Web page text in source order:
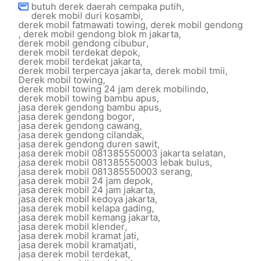
butuh derek daerah cempaka putih,
derek mobil duri kosambi,
derek mobil fatmawati towing, derek mobil gendong
, derek mobil gendong blok m jakarta,
derek mobil gendong cibubur,
derek mobil terdekat depok,
derek mobil terdekat jakarta,
derek mobil terpercaya jakarta, derek mobil tmii,
Derek mobil towing,
derek mobil towing 24 jam derek mobilindo,
derek mobil towing bambu apus,
jasa derek gendong bambu apus,
jasa derek gendong bogor,
jasa derek gendong cawang,
jasa derek gendong cilandak,
jasa derek gendong duren sawit,
jasa derek mobil 081385550003 jakarta selatan,
jasa derek mobil 081385550003 lebak bulus,
jasa derek mobil 081385550003 serang,
jasa derek mobil 24 jam depok,
jasa derek mobil 24 jam jakarta,
jasa derek mobil kedoya jakarta,
jasa derek mobil kelapa gading,
jasa derek mobil kemang jakarta,
jasa derek mobil klender,
jasa derek mobil kramat jati,
jasa derek mobil kramatjati,
jasa derek mobil terdekat,